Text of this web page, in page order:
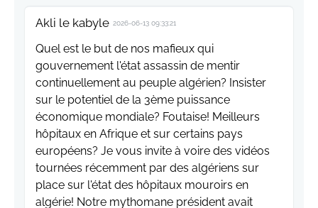
Akli le kabyle 2026-06-13 09:33:21
Quel est le but de nos mafieux qui
gouvernement l'état assassin de mentir
continuellement au peuple algérien? Insister
sur le potentiel de la 3ème puissance
économique mondiale? Foutaise! Meilleurs
hôpitaux en Afrique et sur certains pays
européens? Je vous invite à voire des vidéos
tournées récemment par des algériens sur
place sur l'état des hôpitaux mouroirs en
algérie! Notre mythomane président avait